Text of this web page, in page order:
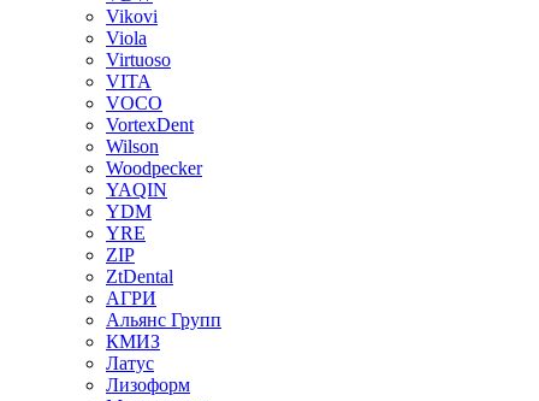
Vikovi
Viola
Virtuoso
VITA
VOCO
VortexDent
Wilson
Woodpecker
YAQIN
YDM
YRE
ZIP
ZtDental
АГРИ
Альянс Групп
КМИЗ
Латус
Лизоформ